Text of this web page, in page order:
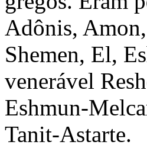
Adônis,
Shemen, El,
venerável
Eshmun-
Tanit-Astarte.